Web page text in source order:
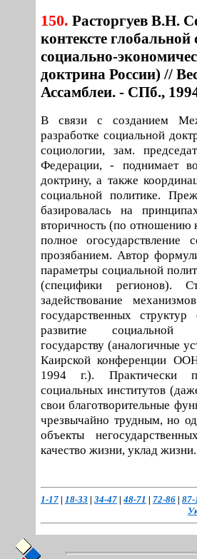
150. Расторгуев В.Н.
контексте глобальной
социально-
доктрина России) //
Ассамблеи. - СПб.,
В связи с созданием
разработке социальной
социологии, зам.
Федерации, - поднимает
доктрину, а также
социальной политике.
базировалась на
вторичность (по отношению
полное
прозябанием. Автор
параметры социальной
(специфики регионов).
задействование
государственных
развитие социальной
государству (аналогичные
Каирской конференции
1994 г.). Практически
социальных институтов
свои благотворительные
чрезвычайно трудным, но
объекты
качество жизни, уклад жизни.
1-17 | 18-33 | 34-47 | 48-71 | 72-86 | 87-